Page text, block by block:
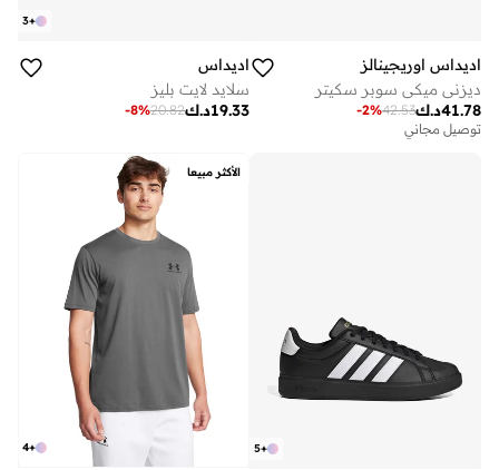
اديداس اوريجينالز
ديزني ميكي سوبر سكيتر
د.ك41.78
42.53
-2%
توصيل مجاني
+
3
اديداس
سلايد لايت بليز
د.ك19.33
20.82
-8%
+
5
الأكثر مبيعا
+
4